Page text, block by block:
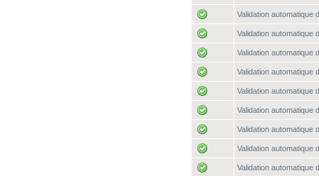
Validation automatique
Validation automatique
Validation automatique
Validation automatique
Validation automatique
Validation automatique
Validation automatique
Validation automatique
Validation automatique